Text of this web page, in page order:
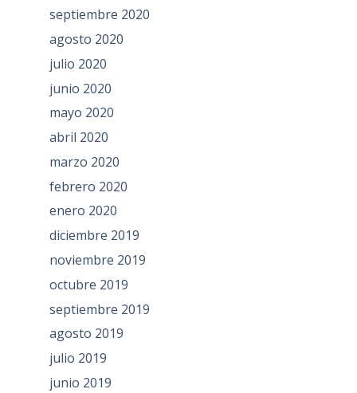
septiembre 2020
agosto 2020
julio 2020
junio 2020
mayo 2020
abril 2020
marzo 2020
febrero 2020
enero 2020
diciembre 2019
noviembre 2019
octubre 2019
septiembre 2019
agosto 2019
julio 2019
junio 2019